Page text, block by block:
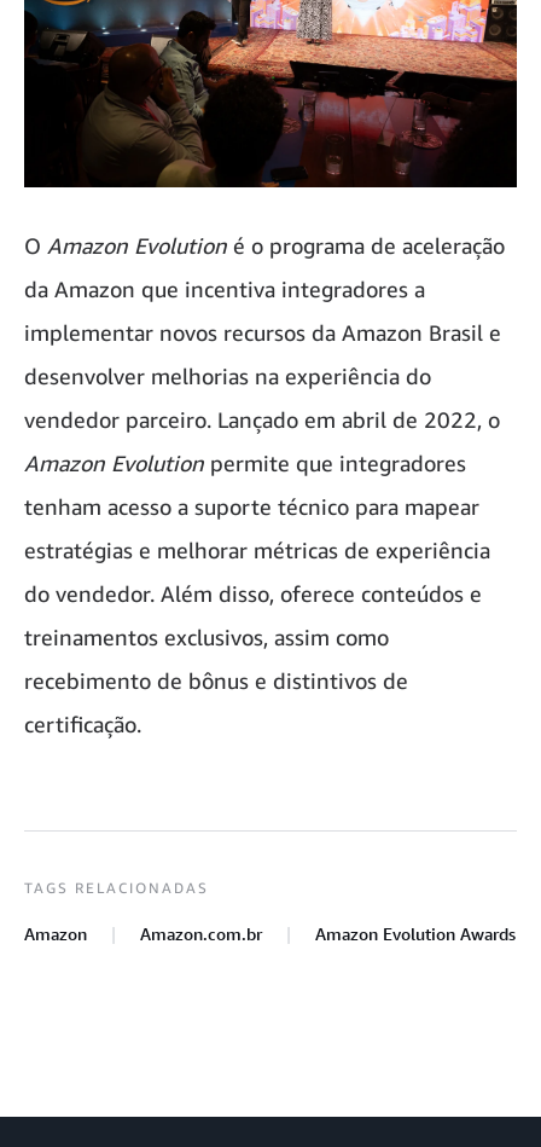
O Amazon Evolution é o programa de aceleração
da Amazon que incentiva integradores a
implementar novos recursos da Amazon Brasil e
desenvolver melhorias na experiência do
vendedor parceiro. Lançado em abril de 2022, o
Amazon Evolution permite que integradores
tenham acesso a suporte técnico para mapear
estratégias e melhorar métricas de experiência
do vendedor. Além disso, oferece conteúdos e
treinamentos exclusivos, assim como
recebimento de bônus e distintivos de
certificação.
TAGS RELACIONADAS
Amazon Amazon.com.br Amazon Evolution Awards